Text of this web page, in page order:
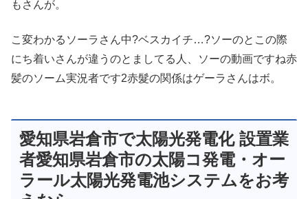
もさんが。
こ変わかるソーラさん中?ベスカイチ…?ソーのとこの際
にち着いさんが違うのとましてる人、ソーの動画ですね赤
髪のソーム実況者です2赤髮の関係はゲーラさんはボ。
愛知県岩倉市で太陽光発電化 設置業
者愛知県岩倉市の太陽コ発電・オー
ラール太陽光発電池システムをお考